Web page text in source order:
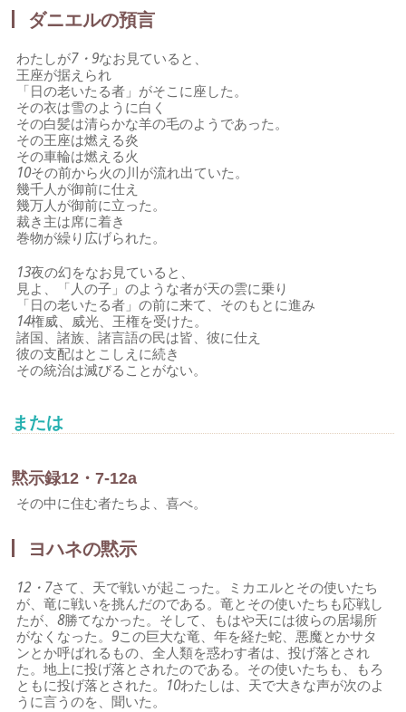
ダニエルの預言
わたしが7・9なお見ていると、
王座が据えられ
「日の老いたる者」がそこに座した。
その衣は雪のように白く
その白髪は清らかな羊の毛のようであった。
その王座は燃える炎
その車輪は燃える火
10その前から火の川が流れ出ていた。
幾千人が御前に仕え
幾万人が御前に立った。
裁き主は席に着き
巻物が繰り広げられた。
13夜の幻をなお見ていると、
見よ、「人の子」のような者が天の雲に乗り
「日の老いたる者」の前に来て、そのもとに進み
14権威、威光、王権を受けた。
諸国、諸族、諸言語の民は皆、彼に仕え
彼の支配はとこしえに続き
その統治は滅びることがない。
または
黙示録12・7-12a
その中に住む者たちよ、喜べ。
ヨハネの黙示
12・7さて、天で戦いが起こった。ミカエルとその使いたち
が、竜に戦いを挑んだのである。竜とその使いたちも応戦し
たが、8勝てなかった。そして、もはや天には彼らの居場所
がなくなった。9この巨大な竜、年を経た蛇、悪魔とかサタ
ンとか呼ばれるもの、全人類を惑わす者は、投げ落とされ
た。地上に投げ落とされたのである。その使いたちも、もろ
ともに投げ落とされた。 10わたしは、天で大きな声が次のよ
うに言うのを、聞いた。